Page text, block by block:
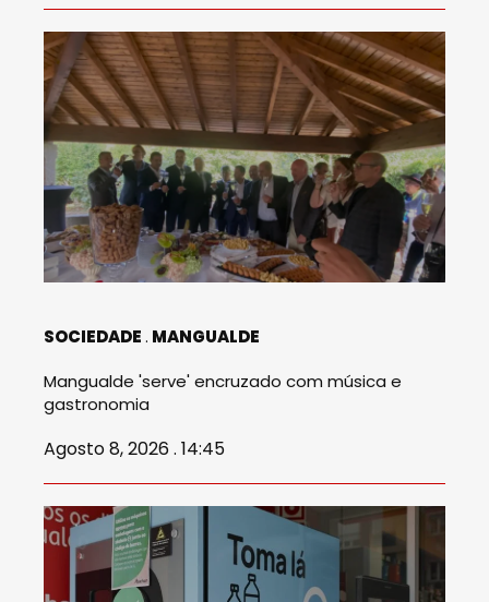
SOCIEDADE MANGUALDE
Mangualde 'serve' encruzado com música e
gastronomia
Agosto 8, 2026 . 14:45